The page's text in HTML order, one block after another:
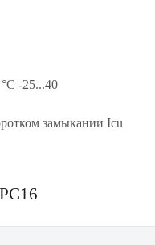
-25...40
замыкании Icu